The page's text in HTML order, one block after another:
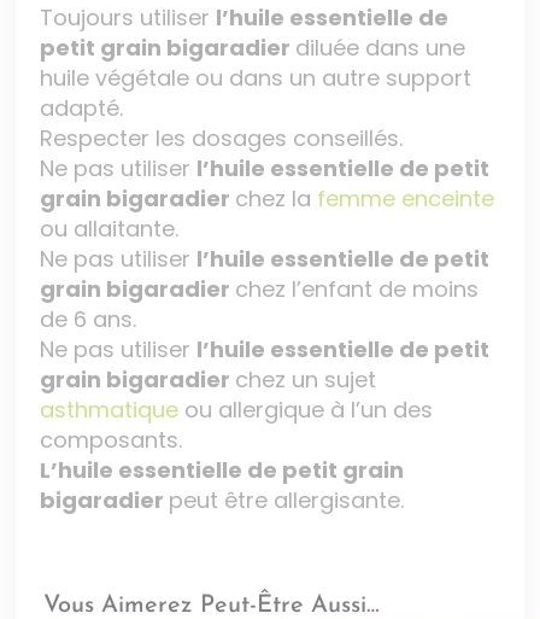
Toujours utiliser l’huile essentielle de
petit grain bigaradier diluée dans une
huile végétale ou dans un autre support
adapté.
Respecter les dosages conseillés.
Ne pas utiliser l’huile essentielle de petit
grain bigaradier chez la femme enceinte
ou allaitante.
Ne pas utiliser l’huile essentielle de petit
grain bigaradier chez l’enfant de moins
de 6 ans.
Ne pas utiliser l’huile essentielle de petit
grain bigaradier chez un sujet
asthmatique ou allergique à l’un des
composants.
L’huile essentielle de petit grain
bigaradier peut être allergisante.
Vous Aimerez Peut-Être Aussi…